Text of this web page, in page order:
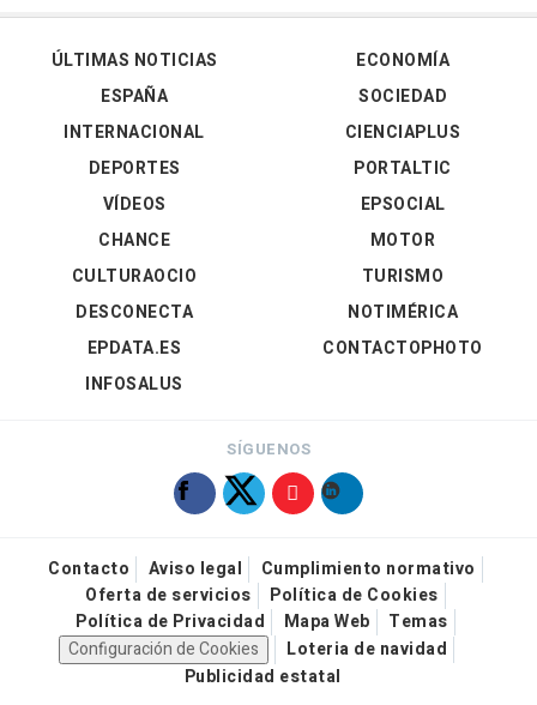
ÚLTIMAS NOTICIAS
ESPAÑA
INTERNACIONAL
DEPORTES
VÍDEOS
ECONOMÍA
SOCIEDAD
CIENCIAPLUS
PORTALTIC
EPSOCIAL
CHANCE
CULTURAOCIO
DESCONECTA
EPDATA.ES
INFOSALUS
MOTOR
TURISMO
NOTIMÉRICA
CONTACTOPHOTO
SÍGUENOS
Contacto Aviso legal
Cumplimiento normativo
Oferta de servicios
Política de Cookies
Política de Privacidad
Mapa Web
Temas
Configuración de Cookies
Loteria de navidad
Publicidad estatal